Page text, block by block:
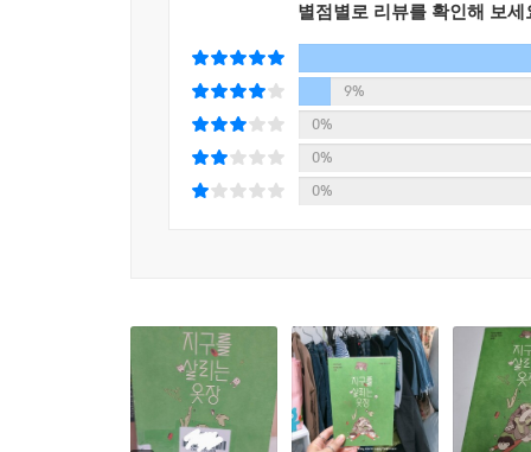
별점별로 리뷰를 확인해 보세
9%
0%
0%
0%